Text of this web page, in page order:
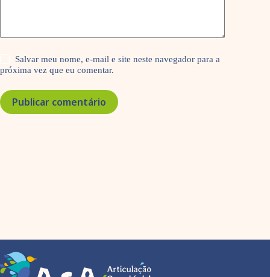
Salvar meu nome, e-mail e site neste navegador para a
próxima vez que eu comentar.
Publicar comentário